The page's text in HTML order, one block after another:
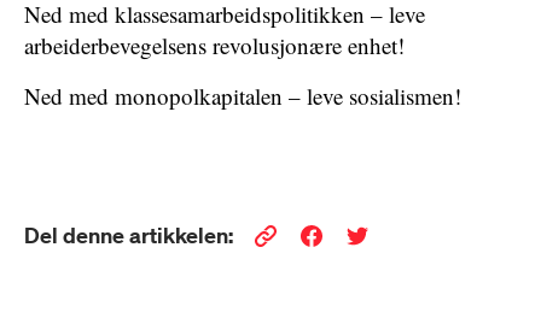
Ned med klassesamarbeidspolitikken – leve
arbeiderbevegelsens revolusjonære enhet!
Ned med monopolkapitalen – leve sosialismen!
Del denne artikkelen: